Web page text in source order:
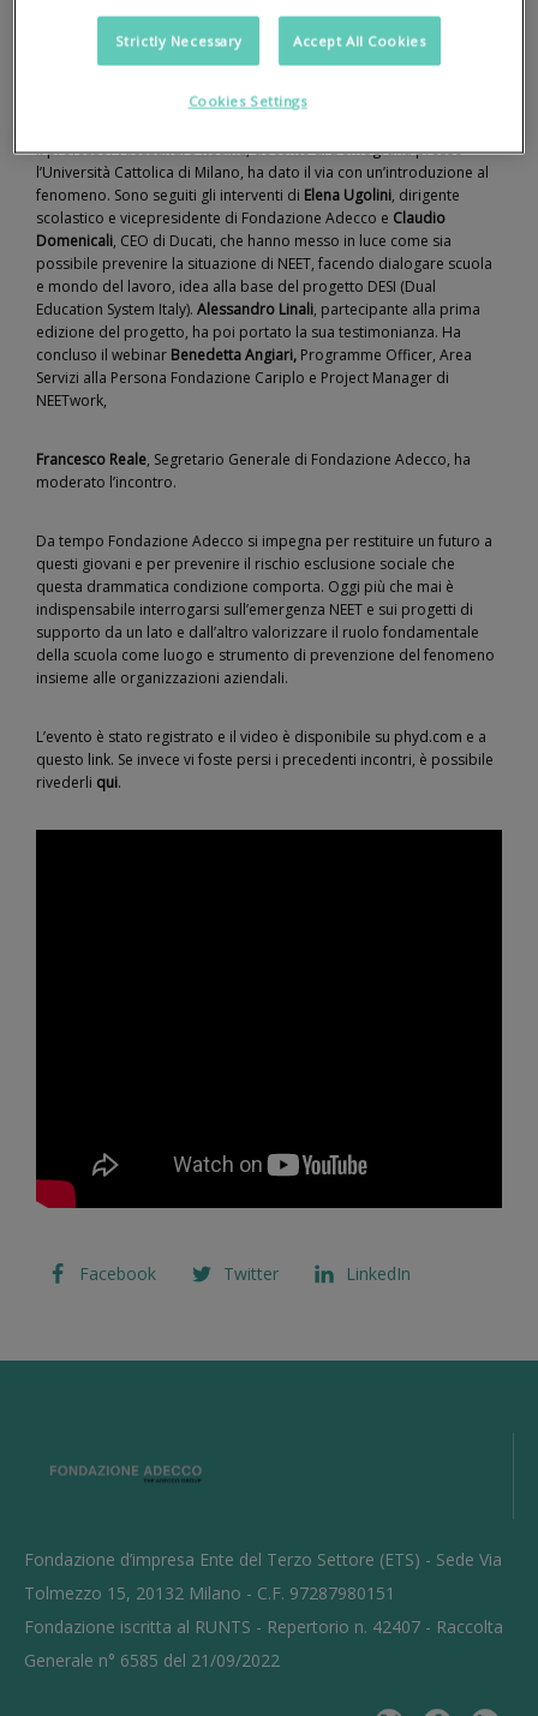
prevenire questa condizione sono stati l’oggetto del nostro
dedicato ai 20 anni di Fondazione Adecco: il26 maggio alle
ore 18.00abbiamo dato vita – insieme aPHYD– all’incontro
L’emergenza NEET e le risposte che servono ai nostri giovani
Il professorAlessandro Rosina, docente di Demografia presso
l’Università Cattolica di Milano, ha dato il via con un’introduzione al
fenomeno. Sono seguiti gli interventi di Elena Ugolini, dirigente
scolastico e vicepresidente di Fondazione Adecco e Claudio
Domenicali, CEO di Ducati, che hanno messo in luce come sia
possibile prevenire la situazione di NEET, facendo dialogare scuola
e mondo del lavoro, idea alla base del progetto DESI (Dual
Education System Italy). Alessandro Linali, partecipante alla prima
edizione del progetto, ha poi portato la sua testimonianza. Ha
concluso il webinar Benedetta Angiari, Programme Officer, Area
Servizi alla Persona Fondazione Cariplo e Project Manager di
NEETwork,
Francesco Reale, Segretario Generale di Fondazione Adecco, ha
moderato l’incontro.
Da tempo Fondazione Adecco si impegna per restituire un futuro a
questi giovani e per prevenire il rischio esclusione sociale che
questa drammatica condizione comporta. Oggi più che mai è
indispensabile interrogarsi sull’emergenza NEET e sui progetti di
supporto da un lato e dall’altro valorizzare il ruolo fondamentale
della scuola come luogo e strumento di prevenzione del fenomeno
insieme alle organizzazioni aziendali.
L’evento è stato registrato e il video è disponibile su phyd.com e a
questo link. Se invece vi foste persi i precedenti incontri, è possibile
rivederli qui.
Facebook Twitter LinkedIn
Fondazione d’impresa Ente del Terzo Settore (ETS) - Sede Via
Tolmezzo 15, 20132 Milano - C.F. 97287980151
Fondazione iscritta al RUNTS - Repertorio n. 42407 - Raccolta
Generale n° 6585 del 21/09/2022
Strictly Necessary Accept All Cookies
Cookies Settings